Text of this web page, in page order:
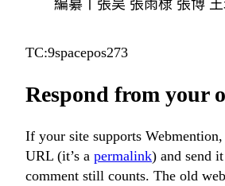
編纂丨張昊 張雨棣 張博
TC:9spacepos273
Respond from your
If your site supports
URL (it’s a permalink) and send
comment still counts. The old